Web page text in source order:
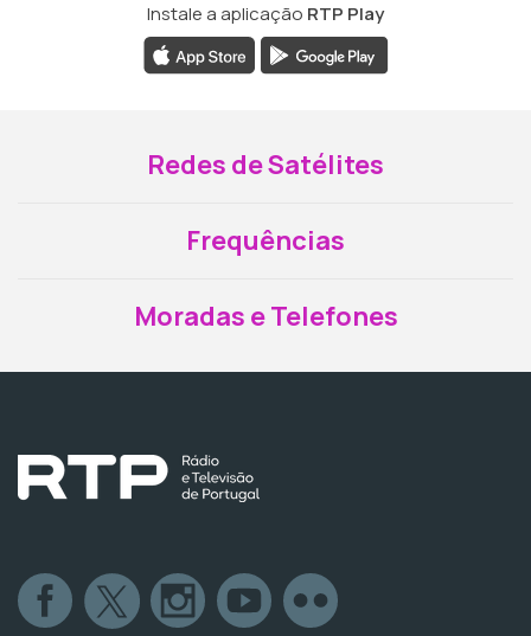
Instale a aplicação RTP Play
Redes de Satélites
Frequências
Moradas e Telefones